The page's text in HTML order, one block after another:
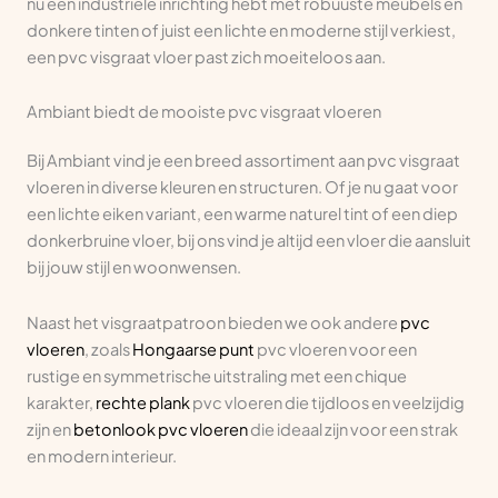
donkere tinten of juist een lichte en moderne stijl verkiest,
een pvc visgraat vloer past zich moeiteloos aan.
Ambiant biedt de mooiste pvc visgraat vloeren
Bij Ambiant vind je een breed assortiment aan pvc visgraat
vloeren in diverse kleuren en structuren. Of je nu gaat voor
een lichte eiken variant, een warme naturel tint of een diep
donkerbruine vloer, bij ons vind je altijd een vloer die aansluit
bij jouw stijl en woonwensen.
Naast het visgraatpatroon bieden we ook andere pvc
vloeren, zoalsHongaarse punt pvc vloeren voor een
rustige en symmetrische uitstraling met een chique
karakter, rechte plankpvc vloeren die tijdloos en veelzijdig
zijn enbetonlook pvc vloerendie ideaal zijn voor een strak
en modern interieur.